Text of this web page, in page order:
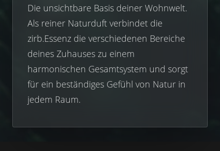
Die unsichtbare Basis deiner Wohnwelt.
Als reiner Naturduft verbindet die
zirb.Essenz die verschiedenen Bereiche
deines Zuhauses zu einem
harmonischen Gesamtsystem und sorgt
für ein beständiges Gefühl von Natur in
jedem Raum.